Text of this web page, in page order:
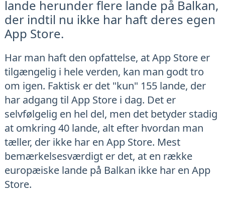
lande herunder flere lande på Balkan,
der indtil nu ikke har haft deres egen
App Store.
Har man haft den opfattelse, at App Store er
tilgængelig i hele verden, kan man godt tro
om igen. Faktisk er det "kun" 155 lande, der
har adgang til App Store i dag. Det er
selvfølgelig en hel del, men det betyder stadig
at omkring 40 lande, alt efter hvordan man
tæller, der ikke har en App Store. Mest
bemærkelsesværdigt er det, at en række
europæiske lande på Balkan ikke har en App
Store.